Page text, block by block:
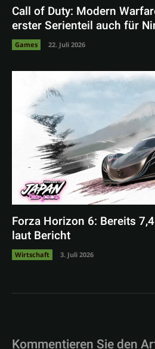
Call of Duty: Modern
erster Serienteil auch für
Games 22. Juli 2026
Forza Horizon 6: Bereits
laut Bericht
Wirtschaft 3. Juli 2026
Kommentieren Sie den